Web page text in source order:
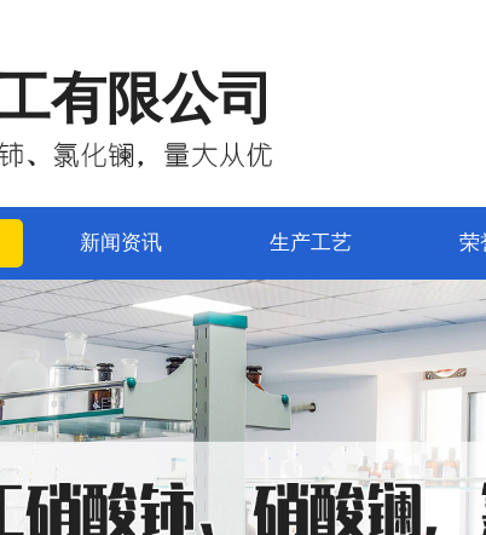
有限公司
新闻资讯 生产工艺 荣